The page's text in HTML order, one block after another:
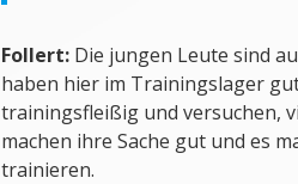
Follert:Die jungen Leute sind
haben hier im Trainingslager
trainingsfleißig und versuchen,
machen ihre Sache gut und es
trainieren.